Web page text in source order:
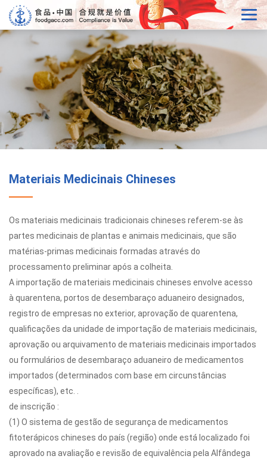
Materiais Medicinais Chineses
Os materiais medicinais tradicionais chineses referem-se às
partes medicinais de plantas e animais medicinais, que são
matérias-primas medicinais formadas através do
processamento preliminar após a colheita.
A importação de materiais medicinais chineses envolve acesso
à quarentena, portos de desembaraço aduaneiro designados,
registro de empresas no exterior, aprovação de quarentena,
qualificações da unidade de importação de materiais medicinais,
aprovação ou arquivamento de materiais medicinais importados
ou formulários de desembaraço aduaneiro de medicamentos
importados (determinados com base em circunstâncias
específicas), etc. .
de inscrição :
(1) O sistema de gestão de segurança de medicamentos
fitoterápicos chineses do país (região) onde está localizado foi
aprovado na avaliação e revisão de equivalência pela Alfândega